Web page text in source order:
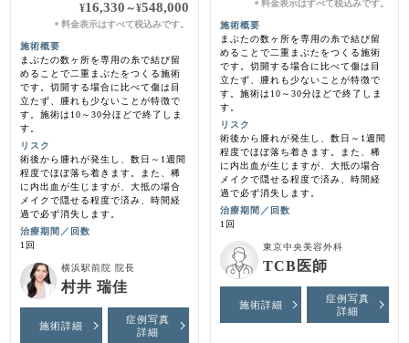
¥16,330 ～¥548,000
＊料金表示はすべて税込みです。
施術概要
まぶたの数ヶ所を専用の糸で結び留
めることで二重まぶたをつくる施術
です。切開する場合に比べて傷は目
立たず、腫れも少ないことが特徴で
す。施術は10～30分ほどで終了しま
す。
リスク
術後から腫れが発生し、数日～1週間
程度でほぼ落ち着きます。また、稀
に内出血が生じますが、大抵の場合
メイクで隠せる程度で済み、時間経
過で必ず消失します。
治療期間／回数
1回
横浜駅前院 院長
村井 瑞佳
施術詳細
症例写真
詳細
＊ 料金表示はすべて税込みです。
施術概要
まぶたの数ヶ所を専用の糸で結び留
めることで二重まぶたをつくる施術
です。切開する場合に比べて傷は目
立たず、腫れも少ないことが特徴で
す。施術は10～30分ほどで終了しま
す。
リスク
術後から腫れが発生し、数日～1週間
程度でほぼ落ち着きます。また、稀
に内出血が生じますが、大抵の場合
メイクで隠せる程度で済み、時間経
過で必ず消失します。
治療期間／回数
1回
東京中央美容外科
TCB医師
施術詳細
症例写真
詳細